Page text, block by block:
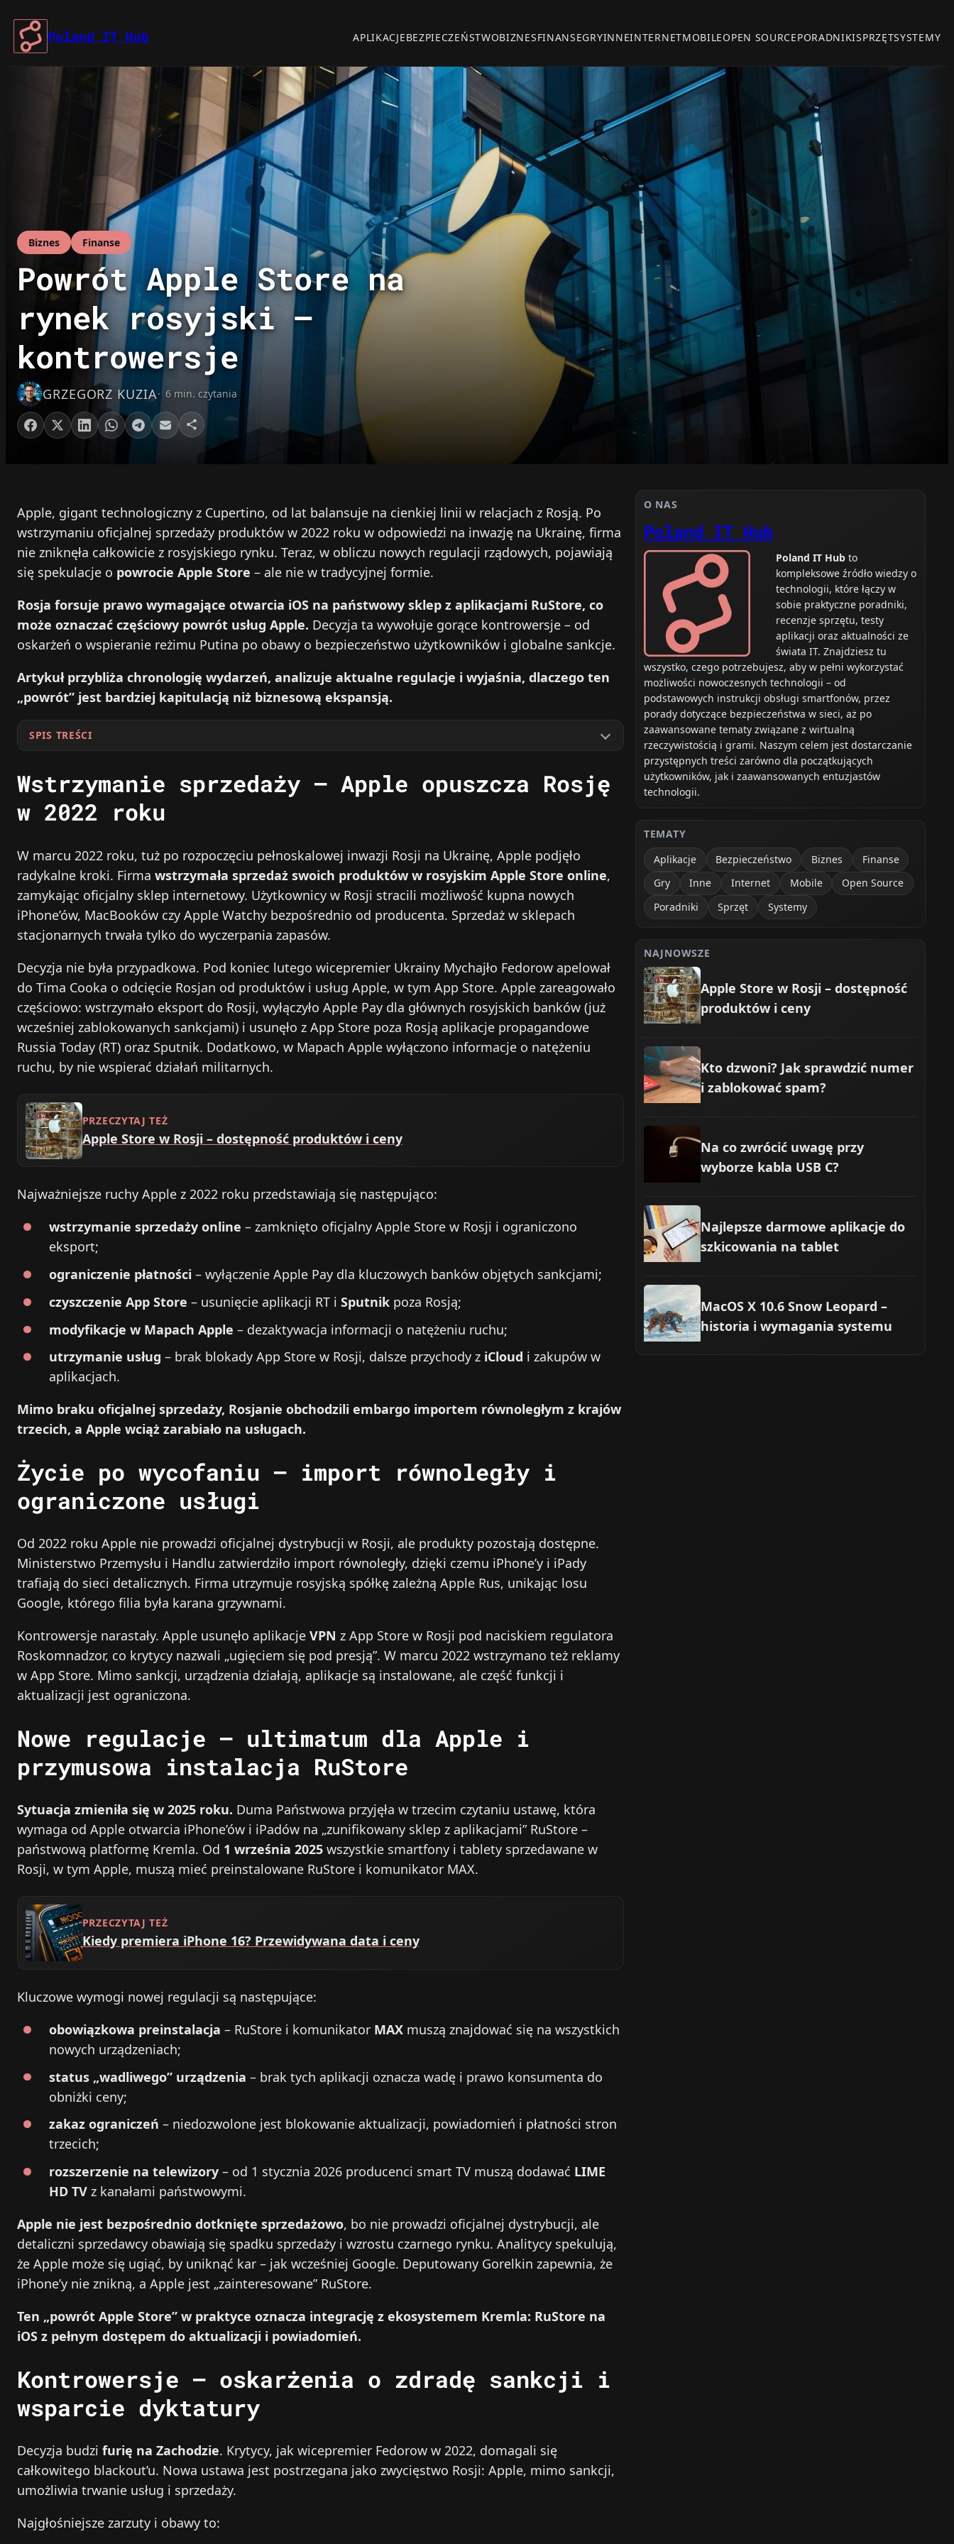
Przejdź
do
treści
Poland IT Hub APLIKACJEBEZPIECZEŃSTWOBIZNESFINANSEGRYINNEINTERNETMOBILEOPEN SOURCEPORADNIKISPRZĘTSYSTEMY
Biznes Finanse
Powrót Apple Store na
rynek rosyjski –
kontrowersje
GRZEGORZ KUZIA 6 min. czytania
Apple, gigant technologiczny z Cupertino, od lat balansuje na cienkiej linii w relacjach z Rosją. Po
wstrzymaniu oficjalnej sprzedaży produktów w 2022 roku w odpowiedzi na inwazję na Ukrainę, firma
nie zniknęła całkowicie z rosyjskiego rynku. Teraz, w obliczu nowych regulacji rządowych, pojawiają
się spekulacje o powrocie Apple Store – ale nie w tradycyjnej formie.
Rosja forsuje prawo wymagające otwarcia iOS na państwowy sklep z aplikacjami RuStore, co
może oznaczać częściowy powrót usług Apple. Decyzja ta wywołuje gorące kontrowersje – od
oskarżeń o wspieranie reżimu Putina po obawy o bezpieczeństwo użytkowników i globalne sankcje.
Artykuł przybliża chronologię wydarzeń, analizuje aktualne regulacje i wyjaśnia, dlaczego ten
„powrót” jest bardziej kapitulacją niż biznesową ekspansją.
SPIS TREŚCI
Wstrzymanie sprzedaży – Apple opuszcza Rosję
w 2022 roku
W marcu 2022 roku, tuż po rozpoczęciu pełnoskalowej inwazji Rosji na Ukrainę, Apple podjęło
radykalne kroki. Firma wstrzymała sprzedaż swoich produktów w rosyjskim Apple Store online,
zamykając oficjalny sklep internetowy. Użytkownicy w Rosji stracili możliwość kupna nowych
iPhone’ów, MacBooków czy Apple Watchy bezpośrednio od producenta. Sprzedaż w sklepach
stacjonarnych trwała tylko do wyczerpania zapasów.
Decyzja nie była przypadkowa. Pod koniec lutego wicepremier Ukrainy Mychajło Fedorow apelował
do Tima Cooka o odcięcie Rosjan od produktów i usług Apple, w tym App Store. Apple zareagowało
częściowo: wstrzymało eksport do Rosji, wyłączyło Apple Pay dla głównych rosyjskich banków (już
wcześniej zablokowanych sankcjami) i usunęło z App Store poza Rosją aplikacje propagandowe
Russia Today (RT) oraz Sputnik. Dodatkowo, w Mapach Apple wyłączono informacje o natężeniu
ruchu, by nie wspierać działań militarnych.
PRZECZYTAJ TEŻ
Apple Store w Rosji – dostępność produktów i ceny
Najważniejsze ruchy Apple z 2022 roku przedstawiają się następująco:
wstrzymanie sprzedaży online – zamknięto oficjalny Apple Store w Rosji i ograniczono
eksport;
ograniczenie płatności – wyłączenie Apple Pay dla kluczowych banków objętych sankcjami;
czyszczenie App Store – usunięcie aplikacji RT i Sputnik poza Rosją;
modyfikacje w Mapach Apple – dezaktywacja informacji o natężeniu ruchu;
utrzymanie usług – brak blokady App Store w Rosji, dalsze przychody z iCloud i zakupów w
aplikacjach.
Mimo braku oficjalnej sprzedaży, Rosjanie obchodzili embargo importem równoległym z krajów
trzecich, a Apple wciąż zarabiało na usługach.
Życie po wycofaniu – import równoległy i
ograniczone usługi
Od 2022 roku Apple nie prowadzi oficjalnej dystrybucji w Rosji, ale produkty pozostają dostępne.
Ministerstwo Przemysłu i Handlu zatwierdziło import równoległy, dzięki czemu iPhone’y i iPady
trafiają do sieci detalicznych. Firma utrzymuje rosyjską spółkę zależną Apple Rus, unikając losu
Google, którego filia była karana grzywnami.
Kontrowersje narastały. Apple usunęło aplikacje VPN z App Store w Rosji pod naciskiem regulatora
Roskomnadzor, co krytycy nazwali „ugięciem się pod presją”. W marcu 2022 wstrzymano też reklamy
w App Store. Mimo sankcji, urządzenia działają, aplikacje są instalowane, ale część funkcji i
aktualizacji jest ograniczona.
Nowe regulacje – ultimatum dla Apple i
przymusowa instalacja RuStore
Sytuacja zmieniła się w 2025 roku. Duma Państwowa przyjęła w trzecim czytaniu ustawę, która
wymaga od Apple otwarcia iPhone’ów i iPadów na „zunifikowany sklep z aplikacjami” RuStore –
państwową platformę Kremla. Od 1 września 2025 wszystkie smartfony i tablety sprzedawane w
Rosji, w tym Apple, muszą mieć preinstalowane RuStore i komunikator MAX.
PRZECZYTAJ TEŻ
Kiedy premiera iPhone 16? Przewidywana data i ceny
Kluczowe wymogi nowej regulacji są następujące:
obowiązkowa preinstalacja – RuStore i komunikator MAX muszą znajdować się na wszystkich
nowych urządzeniach;
status „wadliwego” urządzenia – brak tych aplikacji oznacza wadę i prawo konsumenta do
obniżki ceny;
zakaz ograniczeń – niedozwolone jest blokowanie aktualizacji, powiadomień i płatności stron
trzecich;
rozszerzenie na telewizory – od 1 stycznia 2026 producenci smart TV muszą dodawać LIME
HD TV z kanałami państwowymi.
Apple nie jest bezpośrednio dotknięte sprzedażowo, bo nie prowadzi oficjalnej dystrybucji, ale
detaliczni sprzedawcy obawiają się spadku sprzedaży i wzrostu czarnego rynku. Analitycy spekulują,
że Apple może się ugiąć, by uniknąć kar – jak wcześniej Google. Deputowany Gorelkin zapewnia, że
iPhone’y nie znikną, a Apple jest „zainteresowane” RuStore.
Ten „powrót Apple Store” w praktyce oznacza integrację z ekosystemem Kremla: RuStore na
iOS z pełnym dostępem do aktualizacji i powiadomień.
Kontrowersje – oskarżenia o zdradę sankcji i
wsparcie dyktatury
Decyzja budzi furię na Zachodzie. Krytycy, jak wicepremier Fedorow w 2022, domagali się
całkowitego blackout’u. Nowa ustawa jest postrzegana jako zwycięstwo Rosji: Apple, mimo sankcji,
umożliwia trwanie usług i sprzedaży.
Najgłośniejsze zarzuty i obawy to:
O NAS
Poland IT Hub
Poland IT Hub to
kompleksowe źródło wiedzy o
technologii, które łączy w
sobie praktyczne poradniki,
recenzje sprzętu, testy
aplikacji oraz aktualności ze
świata IT. Znajdziesz tu
wszystko, czego potrzebujesz, aby w pełni wykorzystać
możliwości nowoczesnych technologii – od
podstawowych instrukcji obsługi smartfonów, przez
porady dotyczące bezpieczeństwa w sieci, aż po
zaawansowane tematy związane z wirtualną
rzeczywistością i grami. Naszym celem jest dostarczanie
przystępnych treści zarówno dla początkujących
użytkowników, jak i zaawansowanych entuzjastów
technologii.
TEMATY
Aplikacje
Bezpieczeństwo Biznes
Finanse
Gry
Inne Internet Mobile
Open Source
Poradniki
Sprzęt Systemy
NAJNOWSZE
Apple Store w Rosji – dostępność
produktów i ceny
Kto dzwoni? Jak sprawdzić numer
i zablokować spam?
Na co zwrócić uwagę przy
wyborze kabla USB C?
Najlepsze darmowe aplikacje do
szkicowania na tablet
MacOS X 10.6 Snow Leopard –
historia i wymagania systemu